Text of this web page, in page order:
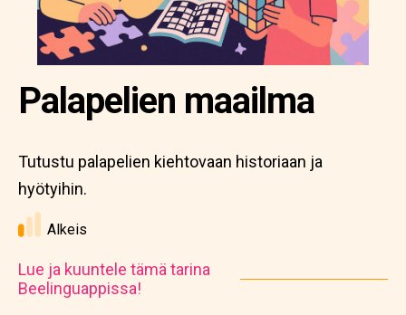
Palapelien maailma
Tutustu palapelien kiehtovaan historiaan ja
hyötyihin.
Alkeis
Lue ja kuuntele tämä tarina
Beelinguappissa!